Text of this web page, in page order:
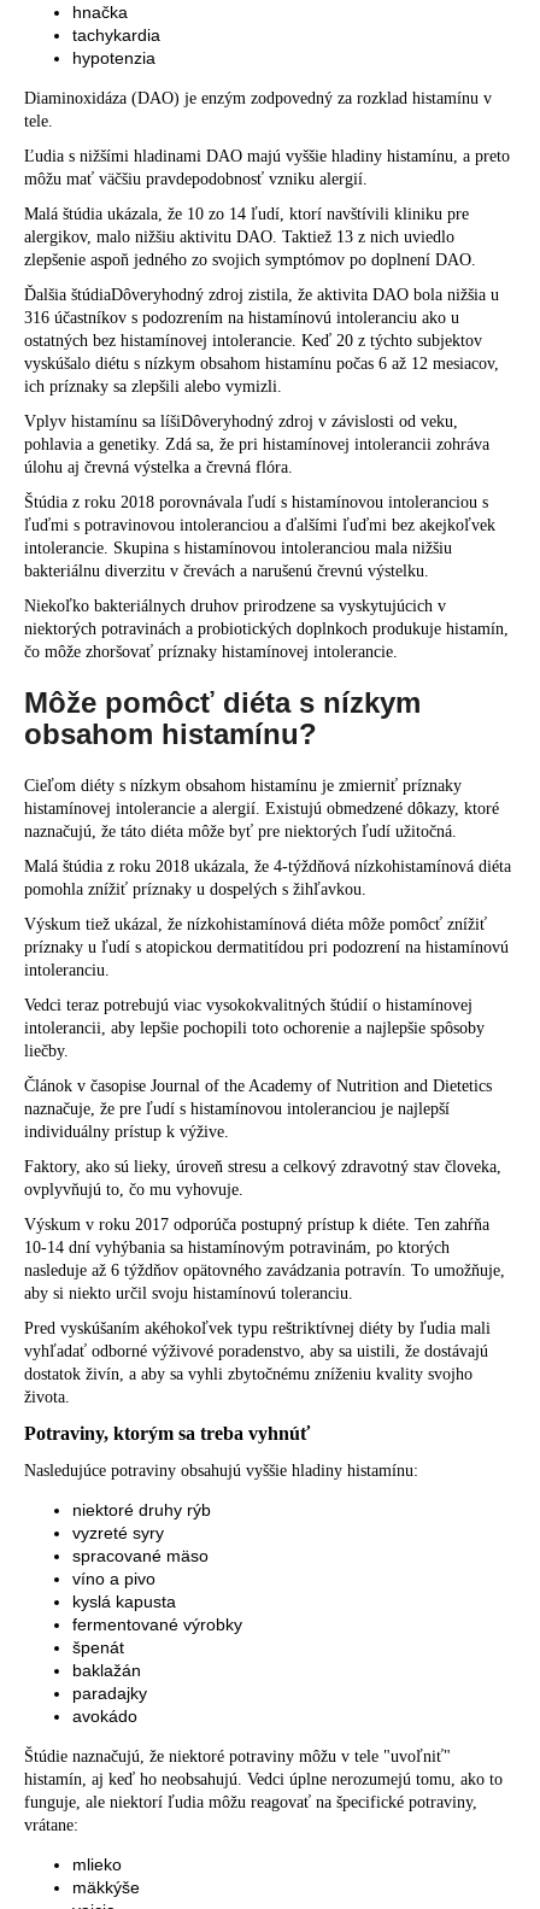
hnačka
tachykardia
hypotenzia
Diaminoxidáza (DAO) je enzým zodpovedný za rozklad histamínu v
tele.
Ľudia s nižšími hladinami DAO majú vyššie hladiny histamínu, a preto
môžu mať väčšiu pravdepodobnosť vzniku alergií.
Malá štúdia ukázala, že 10 zo 14 ľudí, ktorí navštívili kliniku pre
alergikov, malo nižšiu aktivitu DAO. Taktiež 13 z nich uviedlo
zlepšenie aspoň jedného zo svojich symptómov po doplnení DAO.
Ďalšia štúdiaDôveryhodný zdroj zistila, že aktivita DAO bola nižšia u
316 účastníkov s podozrením na histamínovú intoleranciu ako u
ostatných bez histamínovej intolerancie. Keď 20 z týchto subjektov
vyskúšalo diétu s nízkym obsahom histamínu počas 6 až 12 mesiacov,
ich príznaky sa zlepšili alebo vymizli.
Vplyv histamínu sa líšiDôveryhodný zdroj v závislosti od veku,
pohlavia a genetiky. Zdá sa, že pri histamínovej intolerancii zohráva
úlohu aj črevná výstelka a črevná flóra.
Štúdia z roku 2018 porovnávala ľudí s histamínovou intoleranciou s
ľuďmi s potravinovou intoleranciou a ďalšími ľuďmi bez akejkoľvek
intolerancie. Skupina s histamínovou intoleranciou mala nižšiu
bakteriálnu diverzitu v črevách a narušenú črevnú výstelku.
Niekoľko bakteriálnych druhov prirodzene sa vyskytujúcich v
niektorých potravinách a probiotických doplnkoch produkuje histamín,
čo môže zhoršovať príznaky histamínovej intolerancie.
Môže pomôcť diéta s nízkym
obsahom histamínu?
Cieľom diéty s nízkym obsahom histamínu je zmierniť príznaky
histamínovej intolerancie a alergií. Existujú obmedzené dôkazy, ktoré
naznačujú, že táto diéta môže byť pre niektorých ľudí užitočná.
Malá štúdia z roku 2018 ukázala, že 4-týždňová nízkohistamínová diéta
pomohla znížiť príznaky u dospelých s žihľavkou.
Výskum tiež ukázal, že nízkohistamínová diéta môže pomôcť znížiť
príznaky u ľudí s atopickou dermatitídou pri podozrení na histamínovú
intoleranciu.
Vedci teraz potrebujú viac vysokokvalitných štúdií o histamínovej
intolerancii, aby lepšie pochopili toto ochorenie a najlepšie spôsoby
liečby.
Článok v časopise Journal of the Academy of Nutrition and Dietetics
naznačuje, že pre ľudí s histamínovou intoleranciou je najlepší
individuálny prístup k výžive.
Faktory, ako sú lieky, úroveň stresu a celkový zdravotný stav človeka,
ovplyvňujú to, čo mu vyhovuje.
Výskum v roku 2017 odporúča postupný prístup k diéte. Ten zahŕňa
10-14 dní vyhýbania sa histamínovým potravinám, po ktorých
nasleduje až 6 týždňov opätovného zavádzania potravín. To umožňuje,
aby si niekto určil svoju histamínovú toleranciu.
Pred vyskúšaním akéhokoľvek typu reštriktívnej diéty by ľudia mali
vyhľadať odborné výživové poradenstvo, aby sa uistili, že dostávajú
dostatok živín, a aby sa vyhli zbytočnému zníženiu kvality svojho
života.
Potraviny, ktorým sa treba vyhnúť
Nasledujúce potraviny obsahujú vyššie hladiny histamínu:
niektoré druhy rýb
vyzreté syry
spracované mäso
víno a pivo
kyslá kapusta
fermentované výrobky
špenát
baklažán
paradajky
avokádo
Štúdie naznačujú, že niektoré potraviny môžu v tele "uvoľniť"
histamín, aj keď ho neobsahujú. Vedci úplne nerozumejú tomu, ako to
funguje, ale niektorí ľudia môžu reagovať na špecifické potraviny,
vrátane:
mlieko
mäkkýše